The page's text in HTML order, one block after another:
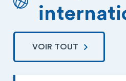
VOIR TOUT